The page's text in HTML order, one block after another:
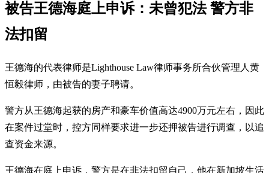
被告王德海庭上申诉：未曾犯法 警方非
法扣留
王德海的代表律师是Lighthouse Law律师事务所合伙管理人黄
恒毅律师，由被告的妻子聘请。
警方从王德海起获的房产和豪车价值高达4900万元左右，因此
在案件过堂时，控方同样要求进一步还押被告进行调查，以追
查资金来源。
王德海在庭上申诉，警方是在非法扣留自己，他在新加坡生活